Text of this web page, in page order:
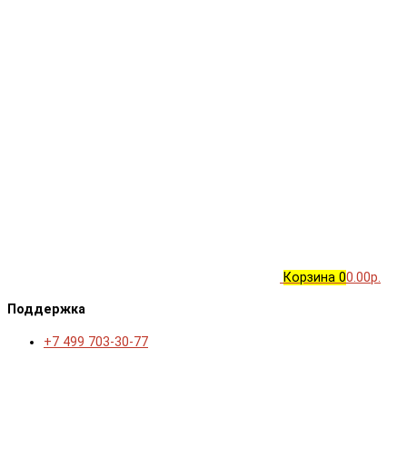
Корзина 00.00р.
Поддержка
+7 499 703-30-77